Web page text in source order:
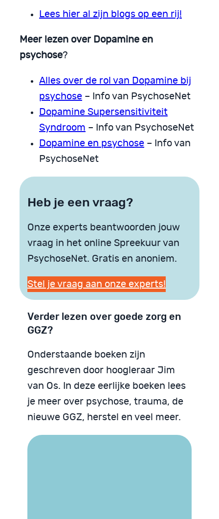
Lees hier al zijn blogs op een rij!
Meer lezen over Dopamine en
psychose?
Alles over de rol van Dopamine bij
psychose – Info van PsychoseNet
Dopamine Supersensitiviteit
Syndroom – Info van PsychoseNet
Dopamine en psychose – Info van
PsychoseNet
Heb je een vraag?
Onze experts beantwoorden jouw
vraag in het online Spreekuur van
PsychoseNet. Gratis en anoniem.
Stel je vraag aan onze experts!
Verder lezen over goede zorg en
GGZ?
Onderstaande boeken zijn
geschreven door hoogleraar Jim
van Os. In deze eerlijke boeken lees
je meer over psychose, trauma, de
nieuwe GGZ, herstel en veel meer.